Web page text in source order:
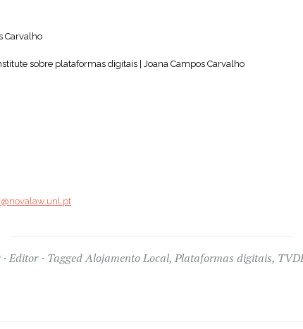
Carvalho
sobre plataformas digitais | Joana Campos Carvalho
Editor TaggedAlojamento Local, Plataformas digitais,